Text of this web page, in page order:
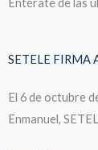
SETELE FIRMA
El 6 de octubre
Enmanuel,